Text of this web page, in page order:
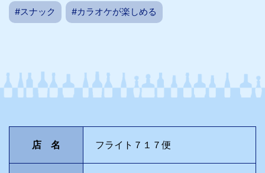
スナック カラオケが楽しめる
店 名 フライト７１７便